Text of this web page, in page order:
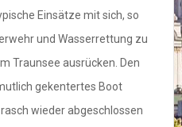
Einsätze mit sich, so
und Wasserrettung zu
Traunsee ausrücken. Den
gekentertes Boot
wieder abgeschlossen